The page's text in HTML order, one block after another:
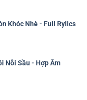
Khóc Nhè - Full Rylics
Nỗi Sầu - Hợp Âm